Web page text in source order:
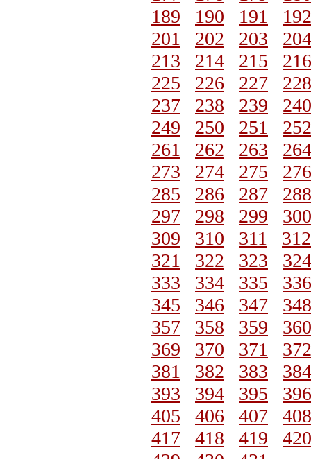
189
190 191
192
201
202 203
204
213
214 215
216
225
226 227
228
237
238 239
240
249
250 251
252
261
262 263
264
273
274 275
276
285
286 287
288
297
298 299
300
309
310 311
312
321
322 323
324
333
334 335
336
345
346 347
348
357
358 359
360
369
370 371
372
381
382 383
384
393
394 395
396
405
406 407
408
417
418 419
420